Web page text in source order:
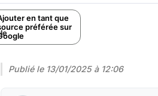
en tant que
préférée sur
Publié le 13/01/2025 à 12:06